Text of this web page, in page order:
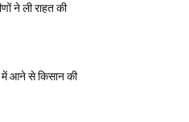
ने ली राहत की
में आने से किसान की